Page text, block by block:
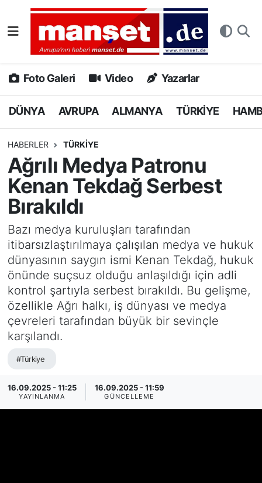
Foto Galeri Video Yazarlar
DÜNYA AVRUPA ALMANYA TÜRKİYE
HABERLER TÜRKİYE
Ağrılı Medya Patronu
Kenan Tekdağ Serbest
Bırakıldı
Bazı medya kuruluşları tarafından
itibarsızlaştırılmaya çalışılan medya ve hukuk
dünyasının saygın ismi Kenan Tekdağ, hukuk
önünde suçsuz olduğu anlaşıldığı için adli
kontrol şartıyla serbest bırakıldı. Bu gelişme,
özellikle Ağrı halkı, iş dünyası ve medya
çevreleri tarafından büyük bir sevinçle
karşılandı.
#Türkiye
16.09.2025 - 11:25
YAYINLANMA
16.09.2025 - 11:59
GÜNCELLEME
DÜNYA
AVRUPA
ALMANYA
HAMBURG
SPOR
DEUTSCH
EKONOMİ
SİYASET
SAĞLIK
Nöbetçi Eczaneler
Hava Durumu
Namaz Vakitleri
Puan Durumu ve Fikstür
Tüm Manşetler
Son Dakika Haberleri
Haber Arşivi